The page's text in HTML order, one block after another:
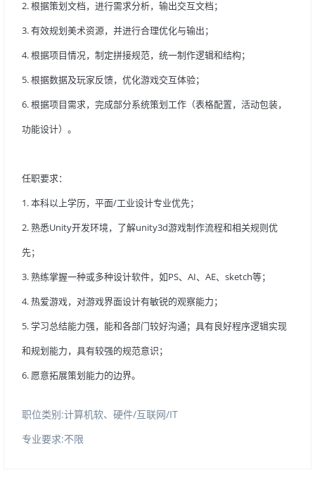
2.根据策划文档，进行需求分析，输出交互文档；
3.有效规划美术资源，并进行合理优化与输出；
4.根据项目情况，制定拼接规范，统一制作逻辑和结构；
5.根据数据及玩家反馈，优化游戏交互体验；
6.根据项目需求，完成部分系统策划工作（表格配置，活动包装，
功能设计）。
任职要求：
1.本科以上学历，平面/工业设计专业优先；
2.熟悉Unity开发环境，了解unity3d游戏制作流程和相关规则优
先；
3.熟练掌握一种或多种设计软件，如PS、AI、AE、sketch等；
4.热爱游戏，对游戏界面设计有敏锐的观察能力；
5.学习总结能力强，能和各部门较好沟通；具有良好程序逻辑实现
和规划能力，具有较强的规范意识；
6.愿意拓展策划能力的边界。
职位类别:计算机软、硬件/互联网/IT
专业要求:不限